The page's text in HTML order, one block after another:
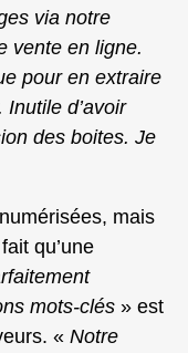
via notre
vente en ligne.
pour en extraire
d’avoir
des boites. Je
mais
qu’une
mots-clés » est
« Notre